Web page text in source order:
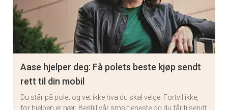
Aase hjelper deg: Få polets beste kjøp sendt
rett til din mobil
Du står på polet og vet ikke hva du skal velge. Fortvil ikke,
for hjelpen er nær: Bestill vår sms-tjeneste og du får tilsendt